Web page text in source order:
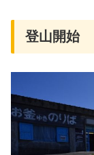
登山開始